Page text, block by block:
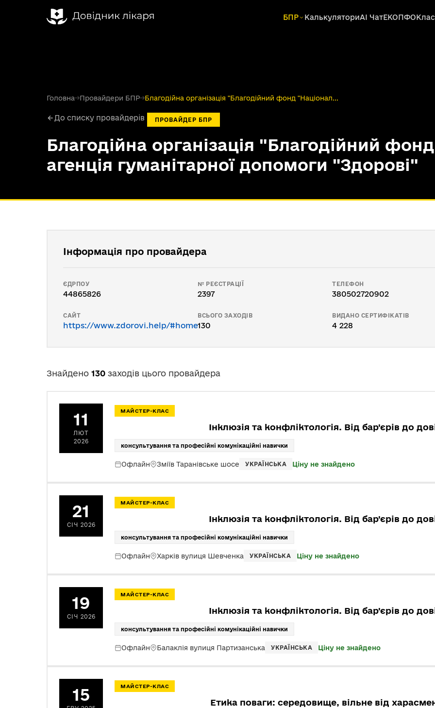
БПР КалькуляториAI ЧатЕКОПФО
Головна→Провайдери БПР→Благодійна організація "Благодійний фонд "Націонал...
До списку провайдерів ПРОВАЙДЕР БПР
Благодійна організація "Благодійний
агенція гуманітарної допомоги "Здорові"
Інформація про провайдера
ЄДРПОУ
44865826
№ РЕЄСТРАЦІЇ
2397
ТЕЛЕФОН
380502720902
САЙТ
https://www.zdorovi.help/#home
ВСЬОГО ЗАХОДІВ
130
ВИДАНО СЕРТИФІКАТІВ
4 228
Знайдено 130 заходів цього провайдера
11
ЛЮТ
2026
МАЙСТЕР-КЛАС
Інклюзія та конфліктологія. Від бар'єрів до
консультування та професійні комунікаційні навички
Офлайн Зміїв Таранівське шосе УКРАЇНСЬКА Ціну не знайдено
21
СІЧ 2026
МАЙСТЕР-КЛАС
Інклюзія та конфліктологія. Від бар'єрів до
консультування та професійні комунікаційні навички
Офлайн Харків вулиця Шевченка УКРАЇНСЬКА Ціну не знайдено
19
СІЧ 2026
МАЙСТЕР-КЛАС
Інклюзія та конфліктологія. Від бар'єрів до
консультування та професійні комунікаційні навички
Офлайн Балаклія вулиця Партизанська УКРАЇНСЬКА Ціну не знайдено
15 МАЙСТЕР-КЛАС
Етика поваги: середовище, вільне від